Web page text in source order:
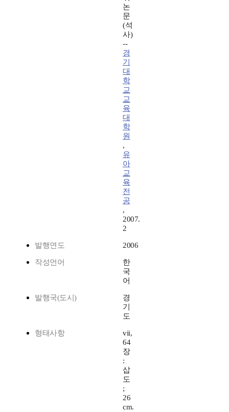
논
문
(석
사)
--
경
기
대
학
교
교
육
대
학
원
,
유
아
교
육
전
공
,
2007.
2
발행연도 2006
작성언어
한
국
어
발행국(도시)
경
기
도
형태사항
vii,
64
장
:
삽
도
;
26
cm.